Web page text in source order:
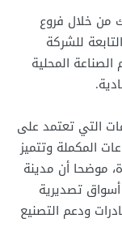
من خلال فروع
للشركة
المحلية
التي تعتمد على
المكملة وتتميز
موضحا أن مدينة
تصديرية
ودعم التصنيع